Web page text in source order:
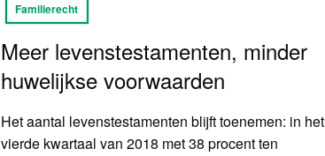
Familierecht
Meer levenstestamenten, minder
huwelijkse voorwaarden
Het aantal levenstestamenten blijft toenemen: in het
vierde kwartaal van 2018 met 38 procent ten